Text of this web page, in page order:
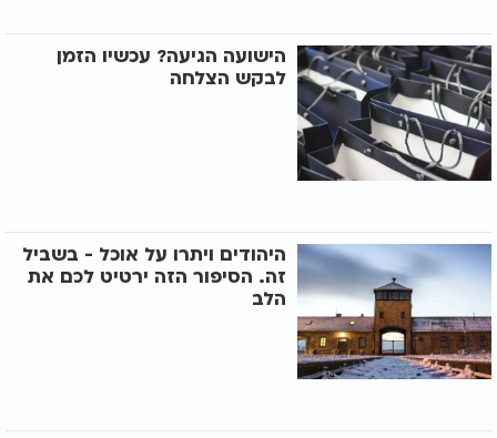
הישועה הגיעה? עכשיו הזמן
לבקש הצלחה
היהודים ויתרו על אוכל - בשביל
זה. הסיפור הזה ירטיט לכם את
הלב